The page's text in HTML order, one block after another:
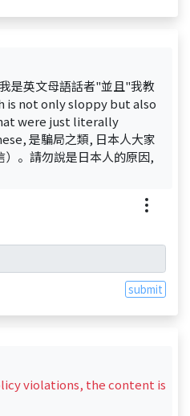
是英文母語話者"並且"我教
is not only sloppy but also
were just literally
是騙局之類, 日本人大家
）。請勿說是日本人的原因,
submit
violations, the content is